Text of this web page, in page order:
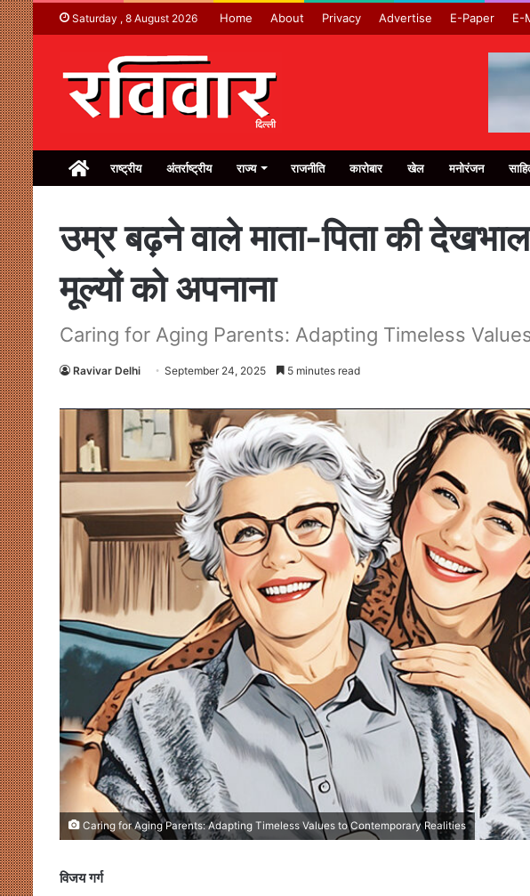
Saturday , 8 August 2026 Home About Privacy Advertise E-Paper E-
Homeराष्ट्रीय अंतर्राष्ट्रीय राज्य राजनीति कारोबार खेल मनोरंजन
उम्र बढ़ने वाले माता-पिता की
मूल्यों को अपनाना
Caring for Aging Parents: Adapting Timeless
Ravivar Delhi September 24, 2025 5 minutes read
Caring for Aging Parents: Adapting Timeless Values ​​to Contemporary Realities
विजय गर्ग